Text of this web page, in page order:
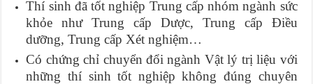
Thí sinh đã tốt nghiệp Trung cấp nhóm ngành sức
khỏe như Trung cấp Dược, Trung cấp Điều
dưỡng, Trung cấp Xét nghiệm…
Có chứng chỉ chuyển đổi ngành Vật lý trị liệu với
những thí sinh tốt nghiệp không đúng chuyên